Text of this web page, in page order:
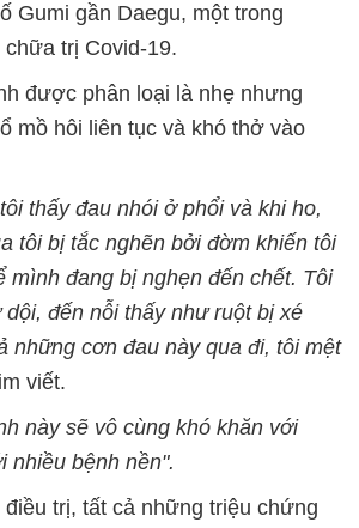
Gumi gần Daegu, một trong
trị Covid-19.
được phân loại là nhẹ nhưng
mồ hôi liên tục và khó thở vào
thấy đau nhói ở phổi và khi ho,
tôi bị tắc nghẽn bởi đờm khiến tôi
mình đang bị nghẹn đến chết. Tôi
đến nỗi thấy như ruột bị xé
những cơn đau này qua đi, tôi mệt
viết.
này sẽ vô cùng khó khăn với
nhiều bệnh nền".
trị, tất cả những triệu chứng